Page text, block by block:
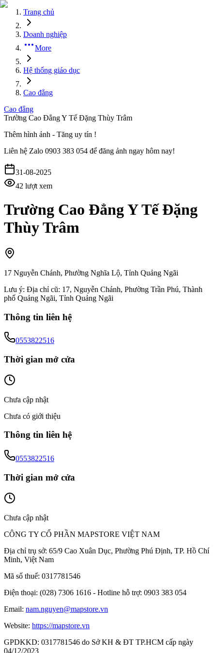
Trang chủ
Doanh nghiệp
More
Hệ thống giáo dục
Cao đẳng
Cao đẳng
Trường Cao Đẳng Y Tế Đặng Thùy Trâm
Thêm hình ảnh - Tăng uy tín !
Liên hệ Zalo 0903 383 054 để đăng ảnh ngay hôm nay!
31-08-2025
42 lượt xem
Trường Cao Đẳng Y Tế Đặng
Thùy Trâm
17 Nguyễn Chánh, Phường Nghĩa Lộ, Tỉnh Quảng Ngãi
Lưu ý: Địa chỉ cũ: 17, Nguyễn Chánh, Phường Trần Phú, Thành
phố Quảng Ngãi, Tỉnh Quảng Ngãi
Thông tin liên hệ
0553822516
Thời gian mở cửa
Chưa cập nhật
Chưa có giới thiệu
Thông tin liên hệ
0553822516
Thời gian mở cửa
Chưa cập nhật
CÔNG TY CỔ PHẦN MAPSTORE VIỆT NAM
Địa chỉ trụ sở: 65/9 Cao Xuân Dục, Phường Phú Định, TP. Hồ Chí
Minh, Việt Nam
Mã số thuế: 0317781546
Điện thoại: (028) 7306 1616 - Hotline hỗ trợ: 0903 383 054
Email: nam.nguyen@mapstore.vn
Website: https://mapstore.vn
GPDKKD: 0317781546 do Sở KH & ĐT TP.HCM cấp ngày
04/12/2023